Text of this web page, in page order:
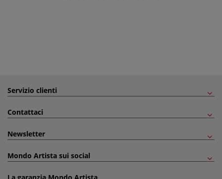
Servizio clienti
Contattaci
Newsletter
Mondo Artista sui social